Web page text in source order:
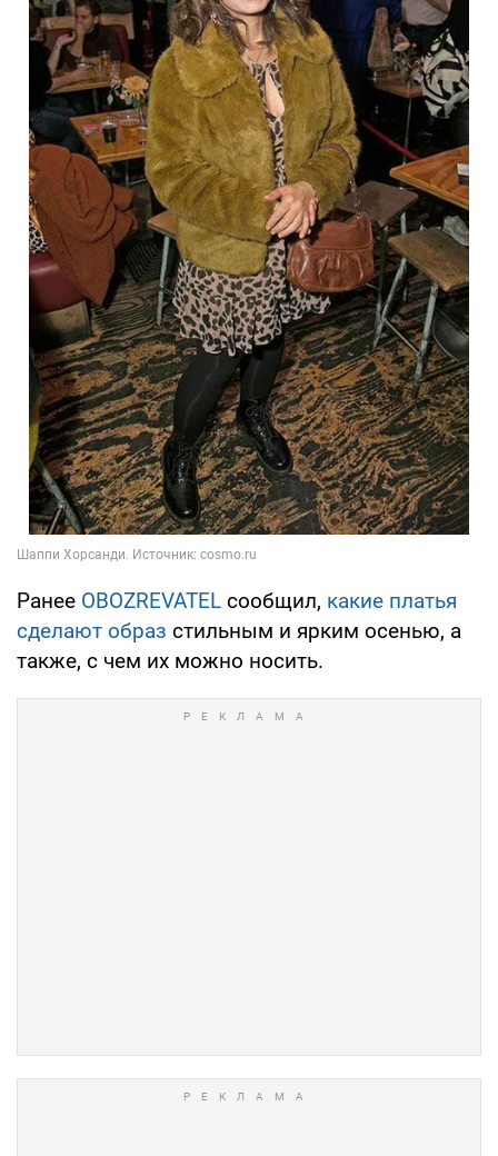
Ранее OBOZREVATEL сообщил, какие платья
сделают образ стильным и ярким осенью, а
также, с чем их можно носить.